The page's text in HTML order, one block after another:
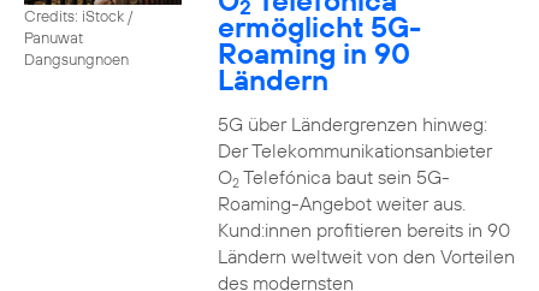
Credits: iStock /
Panuwat
Dangsungnoen
2
ermöglicht 5G-
Roaming in 90
Ländern
5G über Ländergrenzen hinweg:
Der Telekommunikationsanbieter
O2Telefónica baut sein 5G-
Roaming-Angebot weiter aus.
Kund:innen profitieren bereits in 90
Ländern weltweit von den Vorteilen
des modernsten